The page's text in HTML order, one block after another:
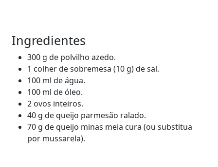
Ingredientes
300 g de polvilho azedo.
1 colher de sobremesa (10 g) de sal.
100 ml de água.
100 ml de óleo.
2 ovos inteiros.
40 g de queijo parmesão ralado.
70 g de queijo minas meia cura (ou substitua
por mussarela).